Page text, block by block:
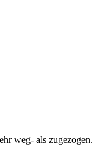
weg- als zugezogen.